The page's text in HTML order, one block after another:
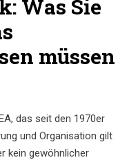
Was Sie
müssen
das seit den 1970er
und Organisation gilt
kein gewöhnlicher